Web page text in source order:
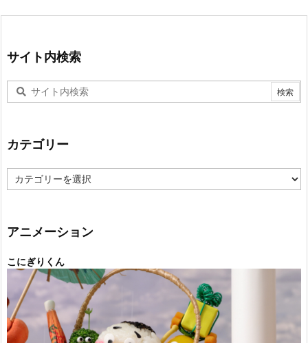
サイト内検索
カテゴリー
テ
ー
アニメーション
こにぎりくん